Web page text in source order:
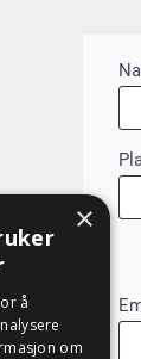
×
å
om